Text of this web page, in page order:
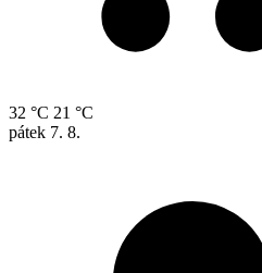
32 °C 21 °C
pátek 7. 8.